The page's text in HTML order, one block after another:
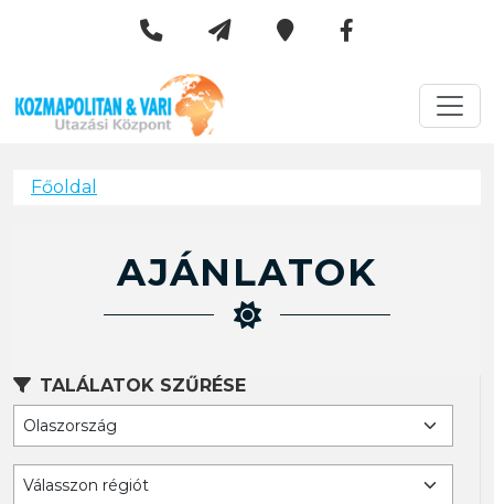
Kozmapolitan & Vári Utazási
Főoldal
AJÁNLATOK
TALÁLATOK SZŰRÉSE